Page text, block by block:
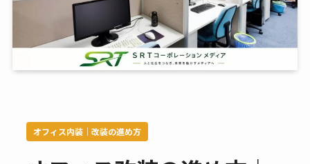
オフィス内装｜改装の進め方